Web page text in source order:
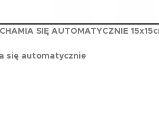
SIĘ AUTOMATYCZNIE
się automatycznie